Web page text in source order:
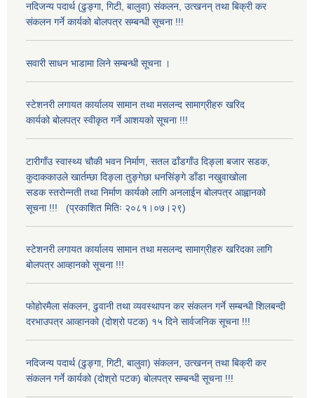
नदिजन्य पदार्थ (ढुङ्गा, गिटी, बालुवा) संकलन, उत्खनन् तथा बिक्री कर
संकलन गर्ने कार्यको बोलपत्र सम्बन्धी सूचना !!!
सवारी साधन भाडामा लिने सम्बन्धी सूचना ।
स्टेशनरी लगायत कार्यालय सामान तथा मसलन्द सामाग्रीहरु खरिद
कार्यको बोलपत्र स्वीकृत गर्ने आशयको सूचना !!!
टारीगाँउ स्वास्थ्य चौकी भवन निर्माण, सतल ढाँडगाँउ दिङ्ला बजार सडक,
कुदाककाउले खार्तम्छा दिङ्ला तुङ्गेछा धनसिंङ्गे डाँडा नखुवाखोला
सडक स्तरोन्नती तथा निर्माण कार्यको लागि अनलाईन बोलपत्र आह्वानको
सूचना !!! (प्रकाशित मितिः २०८१।०७।२९)
स्टेशनरी लगायत कार्यालय सामान तथा मसलन्द सामाग्रीहरु खरिदका लागि
बोलपत्र आव्हानको सूचना !!!
फोहोरमैला संकलन, ढुवानी तथा व्यवस्थापन कर संकलन गर्ने सम्बन्धी शिलबन्दी
दरभाउपत्र आव्हानको (दोश्रो पटक) १५ दिने सार्वजनिक सूचना !!!
नदिजन्य पदार्थ (ढुङ्गा, गिटी, बालुवा) संकलन, उत्खनन् तथा बिक्री कर
संकलन गर्ने कार्यको (दोश्रो पटक) बोलपत्र सम्बन्धी सूचना !!!